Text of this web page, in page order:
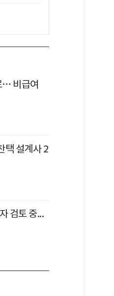
… 비급여
택 설계사 2
검토 중...